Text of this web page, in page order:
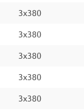
3x380
3x380
3x380
3x380
3x380